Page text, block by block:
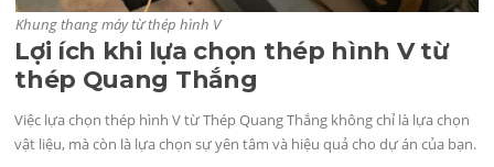
Khung thang máy từ thép hình V
Lợi ích khi lựa chọn thép hình V từ
thép Quang Thắng
Việc lựa chọn thép hình V từ Thép Quang Thắng không chỉ là lựa chọn
vật liệu, mà còn là lựa chọn sự yên tâm và hiệu quả cho dự án của bạn.